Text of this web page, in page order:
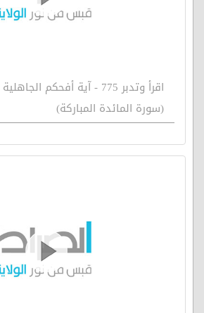
اقرأ وتدبر 775 - آية أفحكم
(سورة المائدة المباركة)